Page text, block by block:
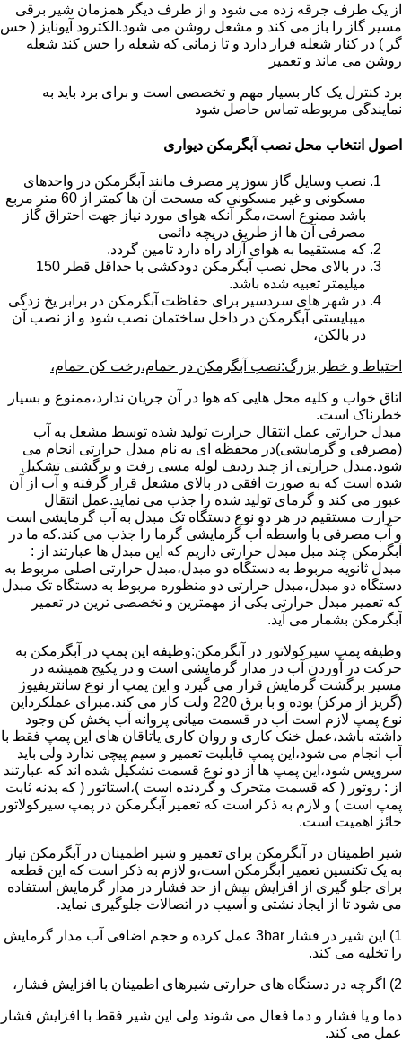
از یک طرف جرقه زده می شود و از طرف دیگر همزمان شیر برقی
مسیر گاز را باز می کند و مشعل روشن می شود.الکترود آیونایز ( حس
گر ) در کنار شعله قرار دارد و تا زمانی که شعله را حس کند شعله
روشن می ماند و تعمیر
برد کنترل یک کار بسیار مهم و تخصصی است و برای برد باید به
نمایندگی مربوطه تماس حاصل شود
اصول انتخاب محل نصب آبگرمکن دیواری
نصب وسایل گاز سوز پر مصرف مانند آبگرمکن در واحدهای
مسکونی و غیر مسکونی که مسحت آن ها کمتر از 60 متر مربع
باشد ممنوع است،مگر آنکه هوای مورد نیاز جهت احتراق گاز
مصرفی آن ها از طریق دریچه دائمی
که مستقیما به هوای آزاد راه دارد تامین گردد.
در بالای محل نصب آبگرمکن دودکشی با حداقل قطر 150
میلیمتر تعبیه شده باشد.
در شهر های سردسیر برای حفاظت آبگرمکن در برابر یخ زدگی
میبایستی آبگرمکن در داخل ساختمان نصب شود و از نصب آن
در بالکن،
احتیاط و خطر بزرگ:نصب آبگرمکن در حمام،رخت کن حمام،
اتاق خواب و کلیه محل هایی که هوا در آن جریان ندارد،ممنوع و بسیار
خطرناک است.
مبدل حرارتی عمل انتقال حرارت تولید شده توسط مشعل به آب
(مصرفی و گرمایشی)در محفظه ای به نام مبدل حرارتی انجام می
شود.مبدل حرارتی از چند ردیف لوله مسی رفت و برگشتی تشکیل
شده است که به صورت افقی در بالای مشعل قرار گرفته و آب از آن
عبور می کند و گرمای تولید شده را جذب می نماید.عمل انتقال
حرارت مستقیم در هر دو نوع دستگاه تک مبدل به آب گرمایشی است
و آب مصرفی با واسطه آب گرمایشی گرما را جذب می کند.که ما در
آبگرمکن چند مبل مبدل حرارتی داریم که این مبدل ها عبارتند از :
مبدل ثانویه مربوط به دستگاه دو مبدل،مبدل حرارتی اصلی مربوط به
دستگاه دو مبدل،مبدل حرارتی دو منظوره مربوط به دستگاه تک مبدل
که تعمیر مبدل حرارتی یکی از مهمترین و تخصصی ترین در تعمیر
آبگرمکن بشمار می آید.
وظیفه پمپ سیرکولاتور در آبگرمکن:وظیفه این پمپ در آبگرمکن به
حرکت در آوردن آب در مدار گرمایشی است و در پکیج همیشه در
مسیر برگشت گرمایش قرار می گیرد و این پمپ از نوع سانتریفیوژ
(گریز از مرکز) بوده و با برق 220 ولت کار می کند.مبرای عملکرداین
نوع پمپ لازم است آب در قسمت میانی پروانه آب پخش کن وجود
داشته باشد،عمل خنک کاری و روان کاری یاتاقان های این پمپ فقط با
آب انجام می شود،این پمپ قابلیت تعمیر و سیم پیچی ندارد ولی باید
سرویس شود،این پمپ ها از دو نوع قسمت تشکیل شده اند که عبارتند
از : روتور ( که قسمت متحرک و گردنده است )،استاتور ( که بدنه ثابت
پمپ است ) و لازم به ذکر است که تعمیر آبگرمکن در پمپ سیرکولاتور
حائز اهمیت است.
شیر اطمینان در آبگرمکن برای تعمیر و شیر اطمینان در آبگرمکن نیاز
به یک تکنسین تعمیر آبگرمکن است،و لازم به ذکر است که این قطعه
برای جلو گیری از افزایش بیش از حد فشار در مدار گرمایش استفاده
می شود تا از ایجاد نشتی و آسیب در اتصالات جلوگیری نماید.
1) این شیر در فشار 3bar عمل کرده و حجم اضافی آب مدار گرمایش
را تخلیه می کند.
2) اگرچه در دستگاه های حرارتی شیرهای اطمینان با افزایش فشار،
دما و یا فشار و دما فعال می شوند ولی این شیر فقط با افزایش فشار
عمل می کند.